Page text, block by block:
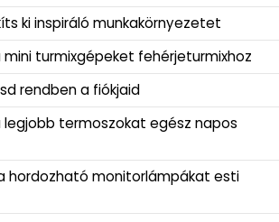
ki inspiráló munkakörnyezetet
mini turmixgépeket fehérjeturmixhoz
rendben a fiókjaid
legjobb termoszokat egész napos
hordozható monitorlámpákat esti